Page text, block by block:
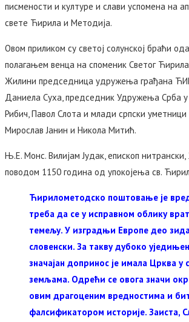
писмености и културе и слави успомена на
свете Ћирила и Методија.
Овом приликом су светој солунској браћи
полагањем венца на споменик Светог
Жилини председница удружења грађана
Даниела Суха, председник Удружења Срба у
Рибич, Павол Слота и млади српски
Мирослав Јанин и Никола Митић.
Њ.Е. Монс. Вилијам Јудак, епископ нитрански,
поводом 1150 година од упокојења св.
Ћирилометодско поштовање је
треба да се у исправном облику
темељу. У изградњи Европе део
словенски. За такву дубоко
значајан допринос је имала Црква у
земљама. Одрећи се овога значи
овим драгоценим вредностима и
фалсификатором историје. Заиста,